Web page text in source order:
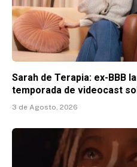
Sarah de Terapia: ex-BBB
temporada de videocast
3 de Agosto, 2026